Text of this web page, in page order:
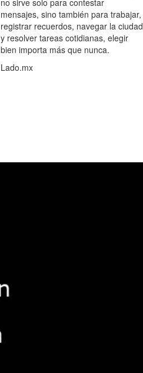
no sirve solo para contestar
mensajes, sino también para trabajar,
registrar recuerdos, navegar la ciudad
y resolver tareas cotidianas, elegir
bien importa más que nunca.
Lado.mx